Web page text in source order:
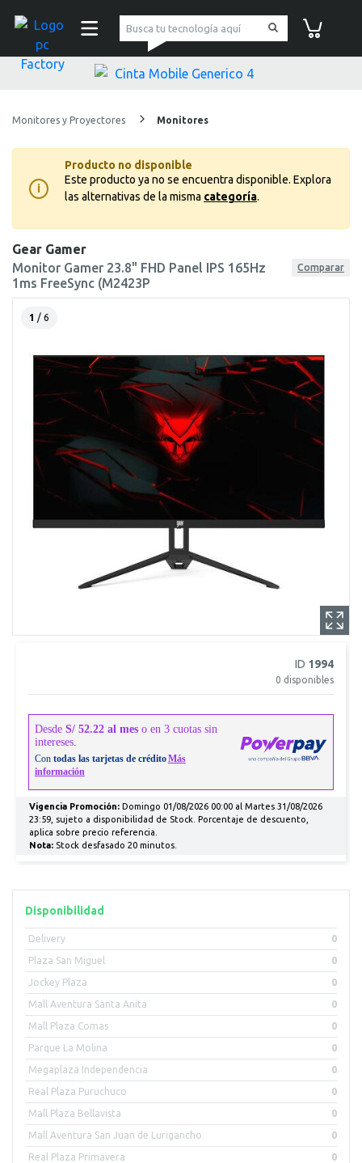
pc Factory
Monitores y Proyectores Monitores
i
Producto no disponible
Este producto ya no se encuentra disponible. Explora
las alternativas de la misma categoría.
Gear Gamer
Monitor Gamer 23.8" FHD Panel IPS 165Hz
1ms FreeSync (M2423P
Comparar
1 / 6
Disponibilidad
Delivery 0
Plaza San Miguel 0
Jockey Plaza 0
Mall Aventura Santa Anita 0
Mall Plaza Comas 0
Parque La Molina 0
Megaplaza Independencia 0
Real Plaza Puruchuco 0
Mall Plaza Bellavista 0
Mall Aventura San Juan de Lurigancho 0
Real Plaza Primavera 0
ID 1994
0 disponibles
Vigencia Promoción:Domingo 01/08/2026 00:00 al Martes 31/08/2026
23:59, sujeto a disponibilidad de Stock. Porcentaje de descuento,
aplica sobre precio referencia.
Nota:Stock desfasado 20 minutos.